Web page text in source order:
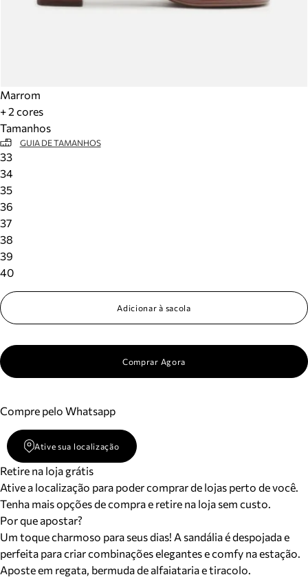
Marrom
+ 2 cores
Tamanhos
GUIA DE TAMANHOS
33
34
35
36
37
38
39
40
Adicionar à sacola
Comprar Agora
Compre pelo Whatsapp
Ative sua localização
Retire na loja grátis
Ative a localização para poder comprar de lojas perto de você.
Tenha mais opções de compra e retire na loja sem custo.
Por que apostar?
Um toque charmoso para seus dias! A sandália é despojada e
perfeita para criar combinações elegantes e comfy na estação.
Aposte em regata, bermuda de alfaiataria e tiracolo.